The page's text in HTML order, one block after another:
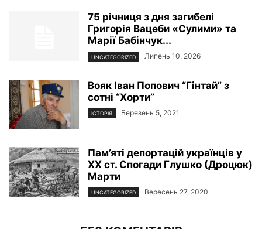
75 річниця з дня загибелі
Григорія Вацеби «Сулими» та
Марії Бабінчук...
UNCATEGORIZED Липень 10, 2026
Вояк Іван Попович “Гінтай” з
сотні “Хорти”
ІСТОРІЯ Березень 5, 2021
Пам’яті депортацій українців у
ХХ ст. Спогади Глушко (Дроцюк)
Марти
UNCATEGORIZED Вересень 27, 2020